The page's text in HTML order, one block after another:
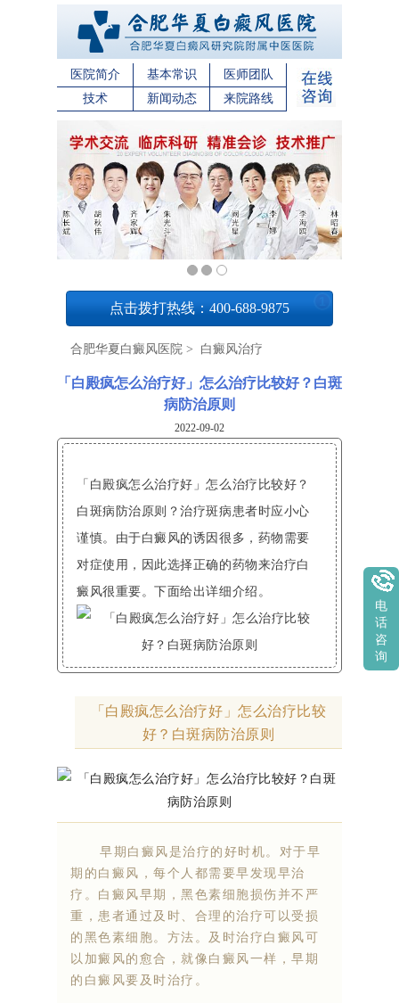
医院简介 基本常识
医师团队
技术
新闻动态 来院路线
点击拨打热线：400-688-9875
合肥华夏白癜风医院 > 白癜风治疗
「白殿疯怎么治疗好」怎么治疗比较好？白斑
病防治原则
2022-09-02
「白殿疯怎么治疗好」怎么治疗比较好？
白斑病防治原则？治疗斑病患者时应小心
谨慎。由于白癜风的诱因很多，药物需要
对症使用，因此选择正确的药物来治疗白
癜风很重要。下面给出详细介绍。
「白殿疯怎么治疗好」怎么治疗比较
好？白斑病防治原则
早期白癜风是治疗的好时机。对于早
期的白癜风，每个人都需要早发现早治
疗。白癜风早期，黑色素细胞损伤并不严
重，患者通过及时、合理的治疗可以受损
的黑色素细胞。方法。及时治疗白癜风可
以加癜风的愈合，就像白癜风一样，早期
的白癜风要及时治疗。
电
话
咨
询